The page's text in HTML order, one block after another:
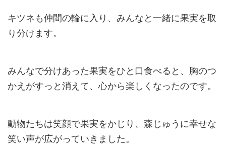
キツネも仲間の輪に入り、みんなと一緒に果実を取
り分けます。
みんなで分けあった果実をひと口食べると、胸のつ
かえがすっと消えて、心から楽しくなったのです。
動物たちは笑顔で果実をかじり、森じゅうに幸せな
笑い声が広がっていきました。